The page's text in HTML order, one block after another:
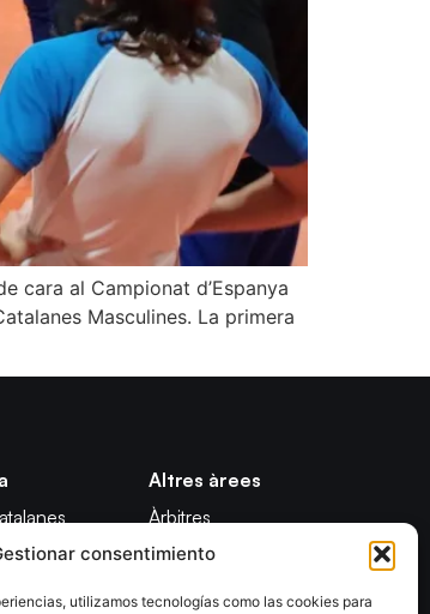
consentimiento
utilizamos tecnologías como las cookies para
cara al Campionat d’Espanya
Masculines. La primera
Platja
Altres àrees
Àrbitres
Formació
Notícies